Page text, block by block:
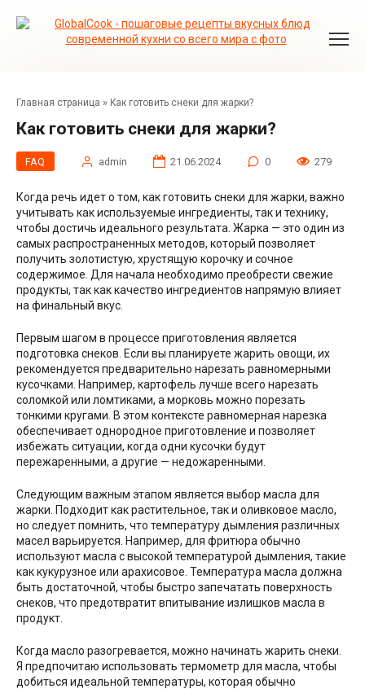
Главная страница » Как готовить снеки для жарки?
Как готовить снеки для жарки?
FAQ admin 21.06.2024 0 279
Когда речь идет о том, как готовить снеки для жарки, важно
учитывать как используемые ингредиенты, так и технику,
чтобы достичь идеального результата. Жарка — это один из
самых распространенных методов, который позволяет
получить золотистую, хрустящую корочку и сочное
содержимое. Для начала необходимо преобрести свежие
продукты, так как качество ингредиентов напрямую влияет
на финальный вкус.
Первым шагом в процессе приготовления является
подготовка снеков. Если вы планируете жарить овощи, их
рекомендуется предварительно нарезать равномерными
кусочками. Например, картофель лучше всего нарезать
соломкой или ломтиками, а морковь можно порезать
тонкими кругами. В этом контексте равномерная нарезка
обеспечивает однородное приготовление и позволяет
избежать ситуации, когда одни кусочки будут
пережаренными, а другие — недожаренными.
Следующим важным этапом является выбор масла для
жарки. Подходит как растительное, так и оливковое масло,
но следует помнить, что температуру дымления различных
масел варьируется. Например, для фритюра обычно
используют масла с высокой температурой дымления, такие
как кукурузное или арахисовое. Температура масла должна
быть достаточной, чтобы быстро запечатать поверхность
снеков, что предотвратит впитывание излишков масла в
продукт.
Когда масло разогревается, можно начинать жарить снеки.
Я предпочитаю использовать термометр для масла, чтобы
добиться идеальной температуры, которая обычно